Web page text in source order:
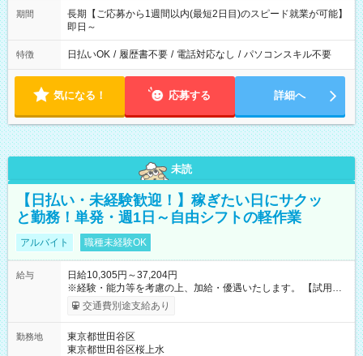
期間
長期【ご応募から1週間以内(最短2日目)のスピード就業が可能】
即日～
特徴 日払いOK / 履歴書不要 / 電話対応なし / パソコンスキル不要
気になる！ 応募する 詳細へ
未読
【日払い・未経験歓迎！】稼ぎたい日にサクッ
と勤務！単発・週1日～自由シフトの軽作業
アルバイト 職種未経験OK
給与
日給10,305円～37,204円
※経験・能力等を考慮の上、加給・優遇いたします。 【試用期
間】試用期間なし
交通費別途支給あり
勤務地
東京都世田谷区
東京都世田谷区桜上水